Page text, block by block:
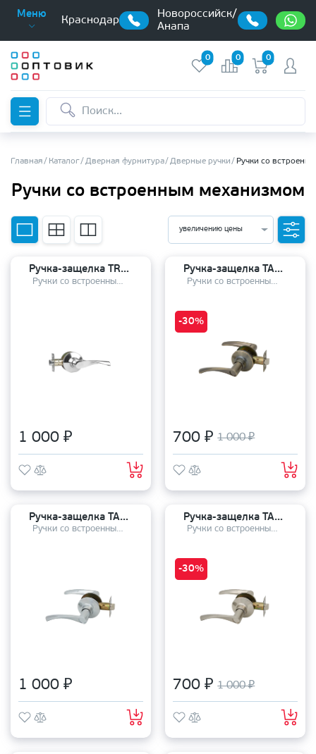
Меню
Краснодар
Новороссийск/
Анапа
0 0 0
Главная Каталог Дверная фурнитура Дверные ручки Ручки со
Ручки со встроенным механизмом
увеличению цены
Ручка-защелка TRODOS 3B2-05 проходная CR
Ручки со встроенным механизмом
1 000 ₽
Ручка-защелка TANDOOR TDHP 8801-05 AB
Ручки со встроенным механизмом
-30%
700 ₽ 1 000 ₽
Ручка-защелка TANDOOR TDHP 8801-05 CP
Ручки со встроенным механизмом
1 000 ₽
Ручка-защелка TANDOOR TDHP 8801-05 SN
Ручки со встроенным механизмом
-30%
700 ₽ 1 000 ₽